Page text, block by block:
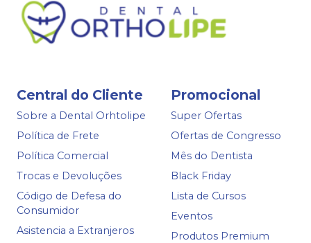
Central do Cliente
Sobre a Dental Orhtolipe
Política de Frete
Política Comercial
Trocas e Devoluções
Código de Defesa do
Consumidor
Asistencia a Extranjeros
Promocional
Super Ofertas
Ofertas de Congresso
Mês do Dentista
Black Friday
Lista de Cursos
Eventos
Produtos Premium